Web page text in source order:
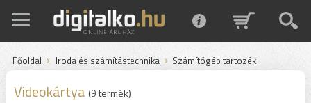
Főoldal Iroda és számítástechnika Számítógép tartozék
Videokártya (9 termék)